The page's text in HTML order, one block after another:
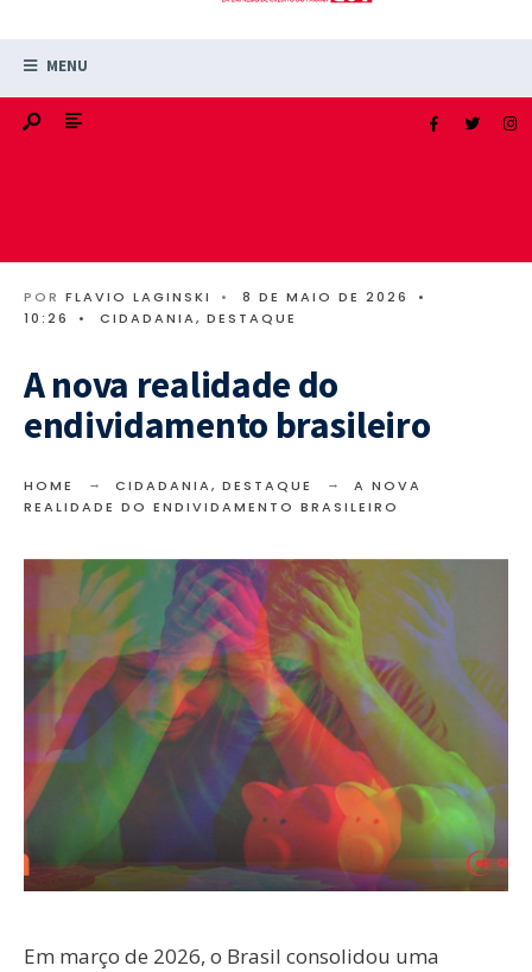
MENU
POR FLAVIO LAGINSKI • 8 DE MAIO DE 2026
•
10:26
• CIDADANIA, DESTAQUE
A nova realidade do
endividamento brasileiro
HOME CIDADANIA, DESTAQUE
A NOVA
REALIDADE DO ENDIVIDAMENTO BRASILEIRO
Em março de 2026, o Brasil consolidou uma